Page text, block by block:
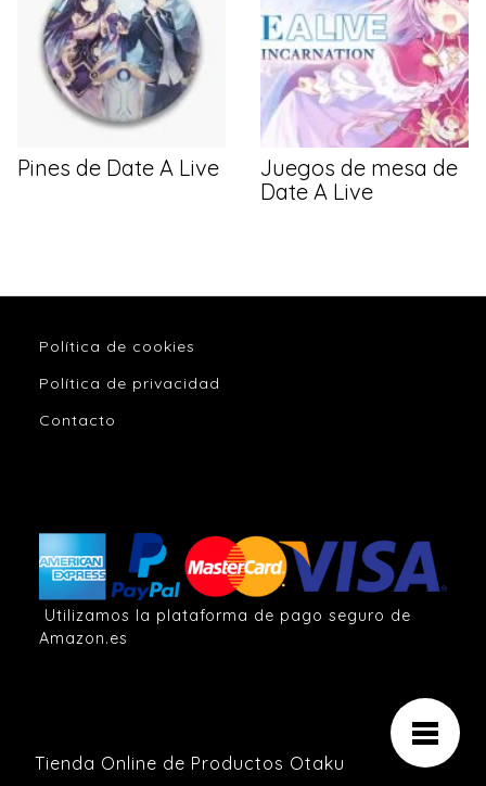
Pines de Date A Live
Juegos de mesa de
Date A Live
Política de cookies
Política de privacidad
Contacto
Utilizamos la plataforma de pago seguro de
Amazon.es
Tienda Online de Productos Otaku